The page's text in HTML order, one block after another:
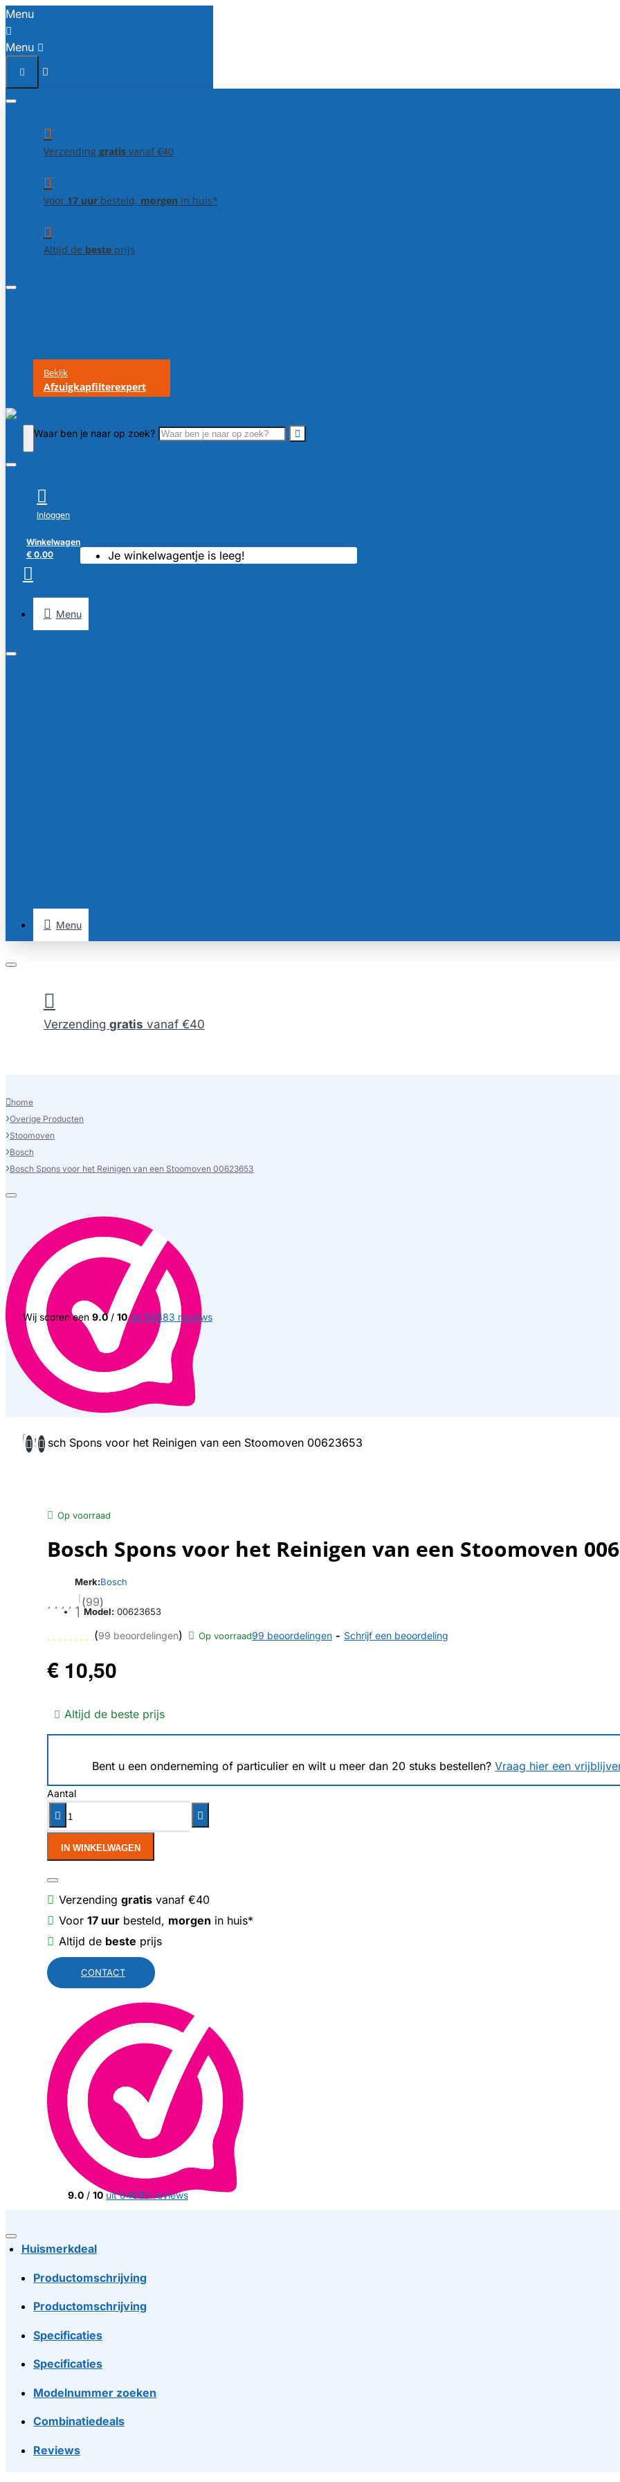
Menu
Menu
Verzending gratis vanaf €40
Voor 17 uur besteld, morgen in huis*
Altijd de beste prijs
Bekijk
Afzuigkapfilterexpert
Waar ben je naar op zoek?
Inloggen
Winkelwagen
€ 0,00
Je winkelwagentje is leeg!
Menu
Menu
Verzending gratis vanaf €40
home
Overige Producten
Stoomoven
Bosch
Bosch Spons voor het Reinigen van een Stoomoven 00623653
Wij scoren een 9.0/ 10 uit 64883 reviews
Op voorraad
Bosch Spons voor het Reinigen van een Stoomoven
Merk:Bosch
| Model: 00623653
(99)
(99 beoordelingen) Op voorraad99 beoordelingen - Schrijf een beoordeling
€ 10,50
Altijd de beste prijs
Bent u een onderneming of particulier en wilt u meer dan 20 stuks bestellen? Vraag hier een
Aantal
IN WINKELWAGEN
Verzending gratis vanaf €40
Voor 17 uur besteld, morgen in huis*
Altijd de beste prijs
CONTACT
9.0 / 10 uit 64883 reviews
Huismerkdeal
Productomschrijving
Productomschrijving
Specificaties
Specificaties
Modelnummer zoeken
Combinatiedeals
Reviews